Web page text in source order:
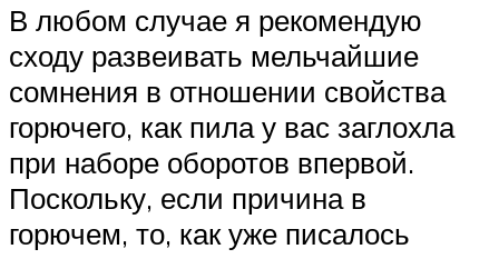
В любом случае я рекомендую
сходу развеивать мельчайшие
сомнения в отношении свойства
горючего, как пила у вас заглохла
при наборе оборотов впервой.
Поскольку, если причина в
горючем, то, как уже писалось